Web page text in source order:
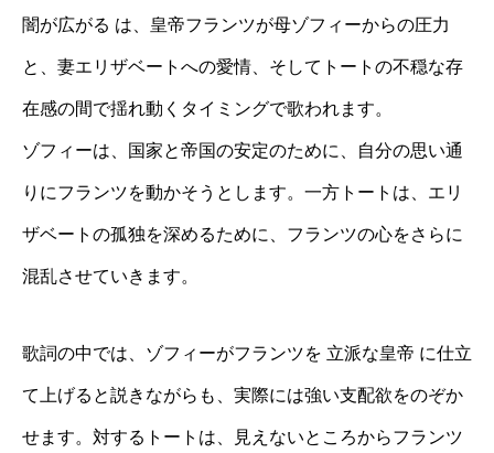
闇が広がる は、皇帝フランツが母ゾフィーからの圧力
と、妻エリザベートへの愛情、そしてトートの不穏な存
在感の間で揺れ動くタイミングで歌われます。
ゾフィーは、国家と帝国の安定のために、自分の思い通
りにフランツを動かそうとします。一方トートは、エリ
ザベートの孤独を深めるために、フランツの心をさらに
混乱させていきます。
歌詞の中では、ゾフィーがフランツを 立派な皇帝 に仕立
て上げると説きながらも、実際には強い支配欲をのぞか
せます。対するトートは、見えないところからフランツ